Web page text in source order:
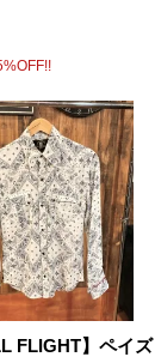
FLIGHT】ペイズ